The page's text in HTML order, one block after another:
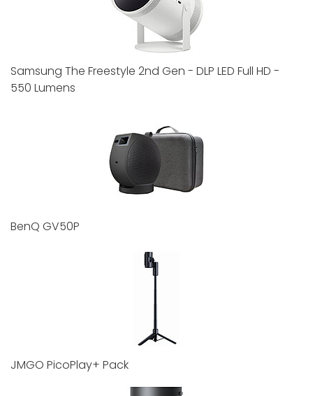
Samsung The Freestyle 2nd Gen - DLP LED Full HD -
550 Lumens
BenQ GV50P
JMGO PicoPlay+ Pack